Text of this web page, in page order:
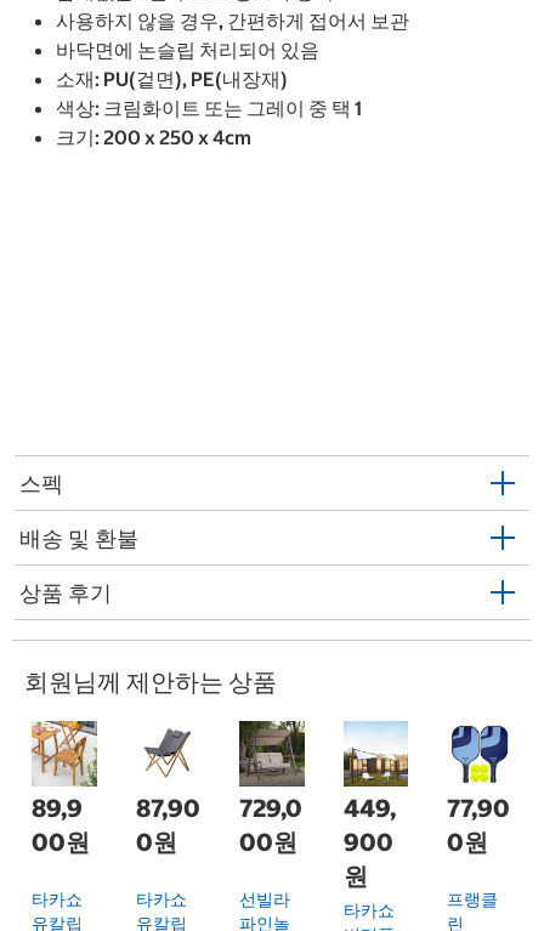
사용하지 않을 경우, 간편하게 접어서 보관
바닥면에 논슬립 처리되어 있음
소재: PU(겉면), PE(내장재)
색상: 크림화이트 또는 그레이 중 택 1
크기: 200 x 250 x 4cm
스펙
배송 및 환불
상품 후기
회원님께 제안하는 상품
89,9
00원
타카쇼
유칼립
87,90
0원
타카쇼
유칼립
729,0
00원
선빌라
파인놀
449,
900
원
타카쇼
77,90
0원
프랭클
린